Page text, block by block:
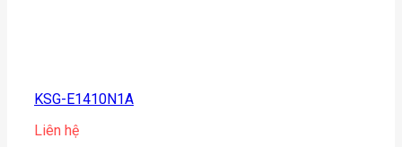
KSG-E1410N1A
Liên hệ